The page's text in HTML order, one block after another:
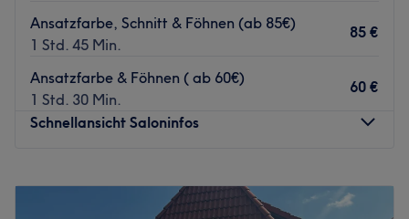
Ansatzfarbe, Schnitt & Föhnen (ab 85€)
1 Std. 45 Min.
85 €
Ansatzfarbe & Föhnen ( ab 60€)
1 Std. 30 Min.
60 €
Schnellansicht Saloninfos
–
19:00